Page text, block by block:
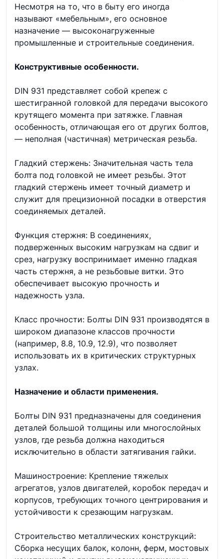
Несмотря на то, что в быту его иногда
называют «мебельным», его основное
назначение — высоконагруженные
промышленные и строительные соединения.
Конструктивные особенности.
DIN 931 представляет собой крепеж с
шестигранной головкой для передачи высокого
крутящего момента при затяжке. Главная
особенность, отличающая его от других болтов,
— неполная (частичная) метрическая резьба.
Гладкий стержень: Значительная часть тела
болта под головкой не имеет резьбы. Этот
гладкий стержень имеет точный диаметр и
служит для прецизионной посадки в отверстия
соединяемых деталей.
Функция стержня: В соединениях,
подверженных высоким нагрузкам на сдвиг и
срез, нагрузку воспринимает именно гладкая
часть стержня, а не резьбовые витки. Это
обеспечивает высокую прочность и
надежность узла.
Класс прочности: Болты DIN 931 производятся в
широком диапазоне классов прочности
(например, 8.8, 10.9, 12.9), что позволяет
использовать их в критических структурных
узлах.
Назначение и области применения.
Болты DIN 931 предназначены для соединения
деталей большой толщины или многослойных
узлов, где резьба должна находиться
исключительно в области затягивания гайки.
Машиностроение: Крепление тяжелых
агрегатов, узлов двигателей, коробок передач и
корпусов, требующих точного центрирования и
устойчивости к срезающим нагрузкам.
Строительство металлических конструкций:
Сборка несущих балок, колонн, ферм, мостовых